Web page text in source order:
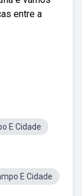
entre a
E Cidade
E Cidade